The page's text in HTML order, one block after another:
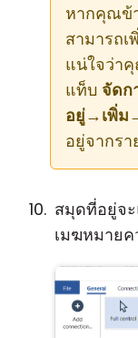
หากคุณข้
สามารถ
แน่ใจว่า
แท็บ จัดก
อยู่→เพิ่ม
อยู่จากรา
สมุดที่อยู่จ
เมฆหมาย